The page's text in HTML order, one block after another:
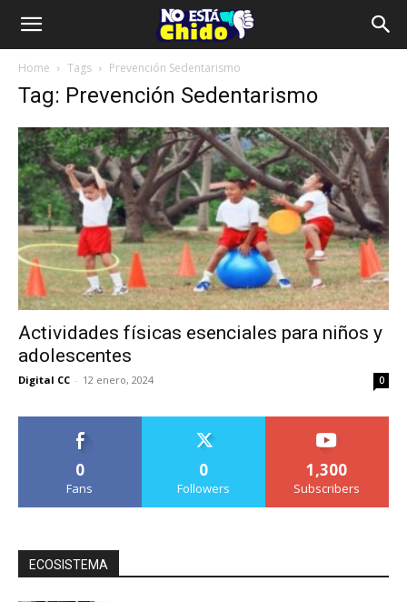
Home Tags Prevención Sedentarismo
Tag: Prevención Sedentarismo
Actividades físicas esenciales para niños y
adolescentes
Digital CC - 12 enero, 2024 0
0
Fans
0
Followers
1,300
Subscribers
ECOSISTEMA